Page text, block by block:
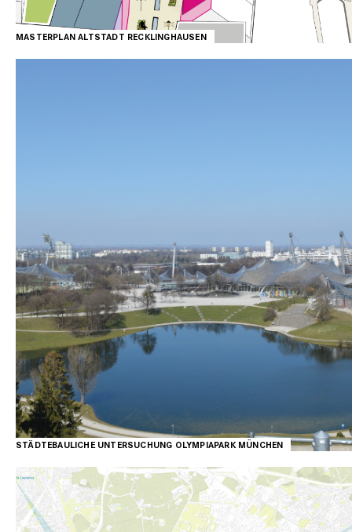
MASTERPLAN ALTSTADT RECKLINGHAUSEN
STÄDTEBAULICHE UNTERSUCHUNG OLYMPIAPARK MÜNCHEN
MÜNCHEN